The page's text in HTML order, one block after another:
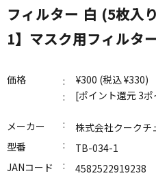
フィルター 白 (5枚入
1】マスク用フィルタ
価格 ¥300 (税込 ¥330)
[ポイント還元 3
メーカー
株式会社クークチ
型番
TB-034-1
JANコード
4582522919238